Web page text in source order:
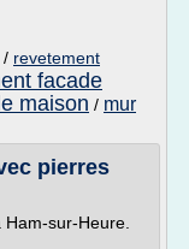
/ revetement
facade
maison / mur
pierres
sur-Heure.